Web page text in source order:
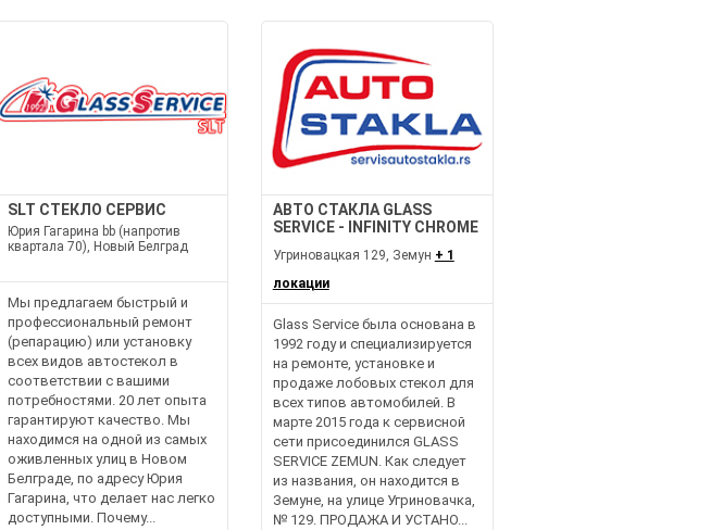
SLT СТЕКЛО СЕРВИС
Юрия Гагарина bb (напротив
квартала 70), Новый Белград
Мы предлагаем быстрый и
профессиональный ремонт
(репарацию) или установку
всех видов автостекол в
соответствии с вашими
потребностями. 20 лет опыта
гарантируют качество. Мы
находимся на одной из самых
оживленных улиц в Новом
Белграде, по адресу Юрия
Гагарина, что делает нас легко
доступными. Почему...
АВТО СТАКЛА GLASS
SERVICE - INFINITY CHROME
Угриновацкая 129, Земун + 1
локации
Glass Service была основана в
1992 году и специализируется
на ремонте, установке и
продаже лобовых стекол для
всех типов автомобилей. В
марте 2015 года к сервисной
сети присоединился GLASS
SERVICE ZEMUN. Как следует
из названия, он находится в
Земунe, на улице Угриновачка,
№ 129. ПРОДАЖА И УСТАНО...